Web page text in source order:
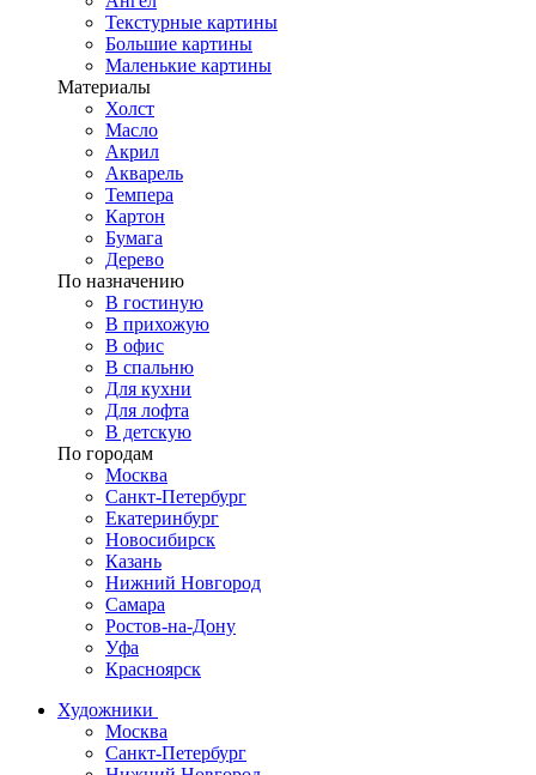
Текстурные картины
Большие картины
Маленькие картины
Материалы
Холст
Масло
Акрил
Акварель
Темпера
Картон
Бумага
Дерево
По назначению
В гостиную
В прихожую
В офис
В спальню
Для кухни
Для лофта
В детскую
По городам
Москва
Санкт-Петербург
Екатеринбург
Новосибирск
Казань
Нижний Новгород
Самара
Ростов-на-Дону
Уфа
Красноярск
Художники
Москва
Санкт-Петербург